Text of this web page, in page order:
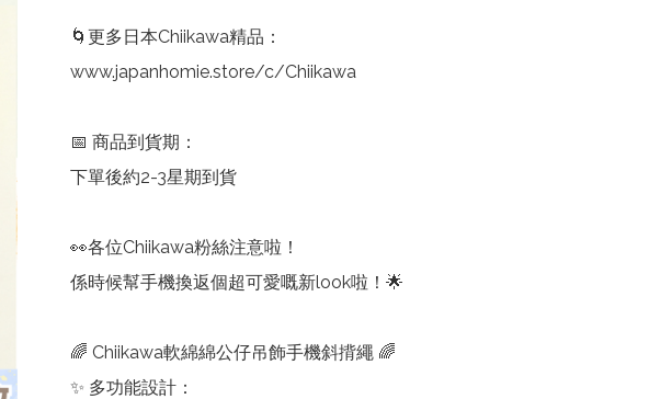
🌀更多日本Chiikawa精品：
www.japanhomie.store/c/Chiikawa
📅 商品到貨期：
下單後約2-3星期到貨
👀各位Chiikawa粉絲注意啦！
係時候幫手機換返個超可愛嘅新look啦！🌟
🌈 Chiikawa軟綿綿公仔吊飾手機斜揹繩 🌈
✨ 多功能設計：